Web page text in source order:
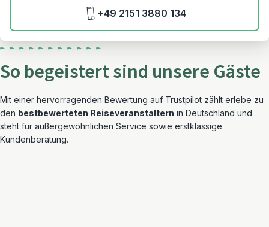
+49 2151 3880 134
So begeistert sind unsere Gäste
Mit einer hervorragenden Bewertung auf Trustpilot zählt erlebe zu
den bestbewerteten Reiseveranstaltern in Deutschland und
steht für außergewöhnlichen Service sowie erstklassige
Kundenberatung.